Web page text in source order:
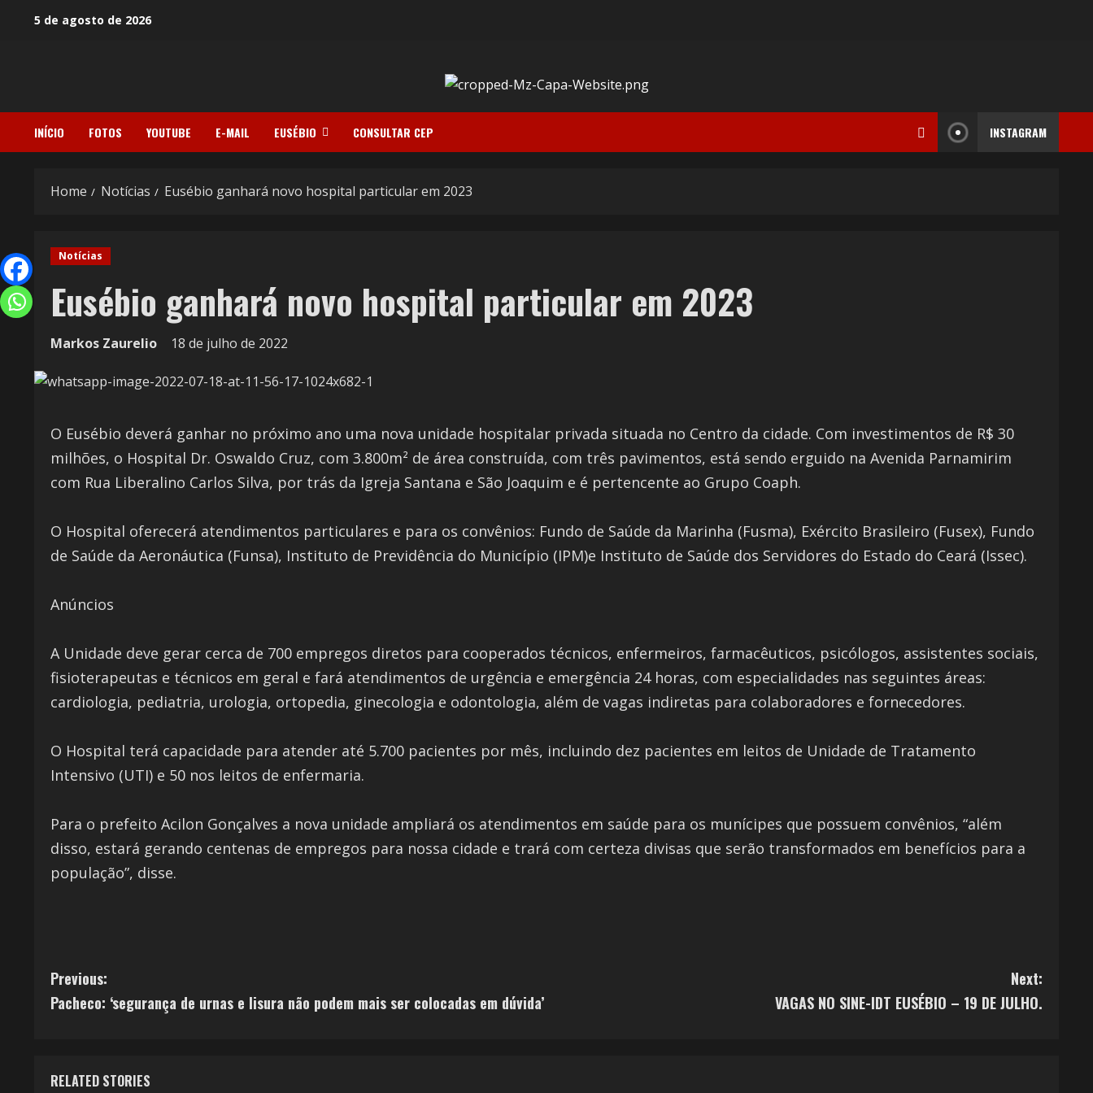
5 de agosto de 2026
INÍCIO FOTOS YOUTUBE E-MAIL EUSÉBIO CONSULTAR CEP INSTAGRAM
Home Notícias Eusébio ganhará novo hospital particular em 2023
Notícias
Eusébio ganhará novo hospital particular em 2023
Markos Zaurelio 18 de julho de 2022
O Eusébio deverá ganhar no próximo ano uma nova unidade hospitalar privada situada no Centro da cidade. Com investimentos de R$ 30
milhões, o Hospital Dr. Oswaldo Cruz, com 3.800m² de área construída, com três pavimentos, está sendo erguido na Avenida Parnamirim
com Rua Liberalino Carlos Silva, por trás da Igreja Santana e São Joaquim e é pertencente ao Grupo Coaph.
O Hospital oferecerá atendimentos particulares e para os convênios: Fundo de Saúde da Marinha (Fusma), Exército Brasileiro (Fusex), Fundo
de Saúde da Aeronáutica (Funsa), Instituto de Previdência do Município (IPM)e Instituto de Saúde dos Servidores do Estado do Ceará (Issec).
Anúncios
A Unidade deve gerar cerca de 700 empregos diretos para cooperados técnicos, enfermeiros, farmacêuticos, psicólogos, assistentes sociais,
fisioterapeutas e técnicos em geral e fará atendimentos de urgência e emergência 24 horas, com especialidades nas seguintes áreas:
cardiologia, pediatria, urologia, ortopedia, ginecologia e odontologia, além de vagas indiretas para colaboradores e fornecedores.
O Hospital terá capacidade para atender até 5.700 pacientes por mês, incluindo dez pacientes em leitos de Unidade de Tratamento
Intensivo (UTI) e 50 nos leitos de enfermaria.
Para o prefeito Acilon Gonçalves a nova unidade ampliará os atendimentos em saúde para os munícipes que possuem convênios, “além
disso, estará gerando centenas de empregos para nossa cidade e trará com certeza divisas que serão transformados em benefícios para a
população”, disse.
Previous:
Pacheco: ‘segurança de urnas e lisura não podem mais ser colocadas em dúvida’
Next:
VAGAS NO SINE-IDT EUSÉBIO – 19 DE JULHO.
RELATED STORIES